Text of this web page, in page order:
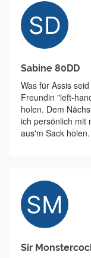
Sabine 80DD
Was für Assis
Freundin "left-
holen. Dem
ich persönlich mit
aus'm Sack holen.
Sir